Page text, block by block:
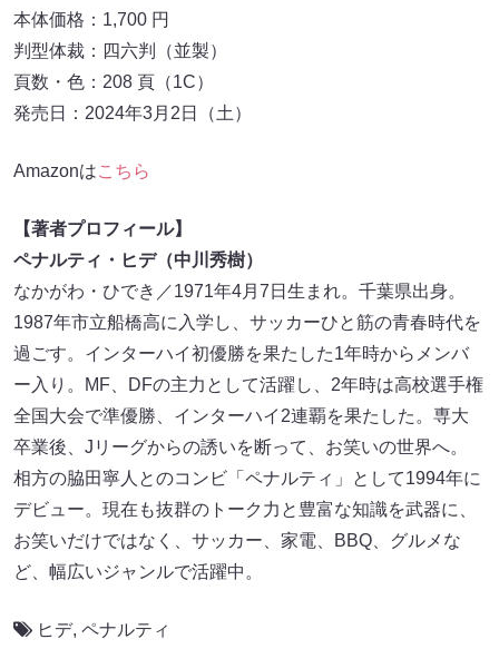
本体価格：1,700 円
判型体裁：四六判（並製）
⾴数・⾊：208 ⾴（1C）
発売⽇：2024年3⽉2⽇（土）
Amazonはこちら
【著者プロフィール】
ペナルティ・ヒデ（中川秀樹）
なかがわ・ひでき／1971年4⽉7⽇⽣まれ。千葉県出⾝。
1987年市⽴船橋⾼に⼊学し、サッカーひと筋の⻘春時代を
過ごす。インターハイ初優勝を果たした1年時からメンバ
ー⼊り。MF、DFの主⼒として活躍し、2年時は⾼校選⼿権
全国⼤会で準優勝、インターハイ2連覇を果たした。専⼤
卒業後、Jリーグからの誘いを断って、お笑いの世界へ。
相⽅の脇⽥寧⼈とのコンビ「ペナルティ」として1994年に
デビュー。現在も抜群のトーク⼒と豊富な知識を武器に、
お笑いだけではなく、サッカー、家電、BBQ、グルメな
ど、幅広いジャンルで活躍中。
ヒデ, ペナルティ